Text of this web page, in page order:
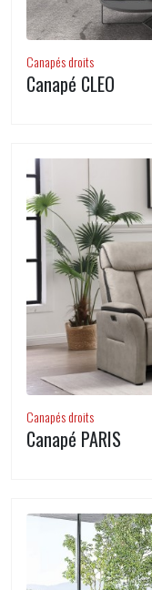
Canapés droits
Canapé CLEO
Canapés droits
Canapé PARIS